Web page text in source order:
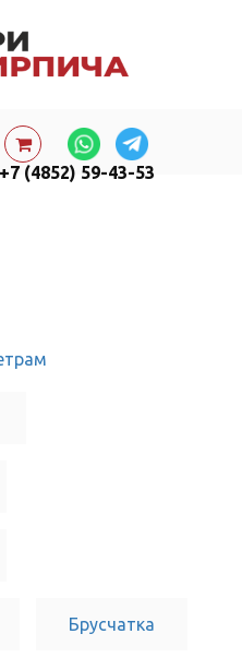
+7 (4852) 59-43-53
Брусчатка